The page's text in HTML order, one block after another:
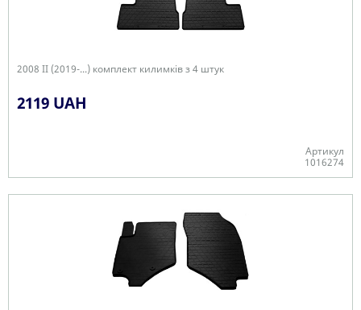
2008 II (2019-...) комплект килимків з 4 штук
2119 UAH
Артикул
1016274